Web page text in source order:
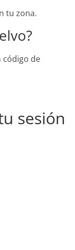
tu zona.
código de
sesión